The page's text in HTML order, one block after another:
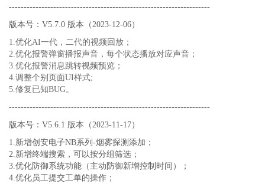
--------------------------------------------------------------------
版本号：V5.7.0 版本（2023-12-06）
1.优化AI一代，二代的视频回放；
2.优化报警弹窗播报声音，每个状态播放对应声音；
3.优化报警消息跳转视频预览；
4.调整个别页面UI样式;
5.修复已知BUG。
--------------------------------------------------------------------
版本号：V5.6.1 版本（2023-11-17）
1.新增创安电子NB系列-烟雾探测添加；
2.新增终端搜索，可以按分组筛选；
3.优化防御系统功能（主动防御新增控制时间）；
4.优化员工提交工单的操作；